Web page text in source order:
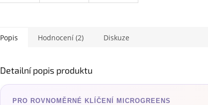
Popis Hodnocení (2) Diskuze
Detailní popis produktu
PRO ROVNOMĚRNÉ KLÍČENÍ MICROGREENS